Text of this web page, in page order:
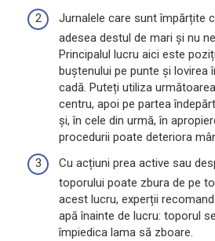
Jurnalele care sunt împărțite
adesea destul de mari și nu
Principalul lucru aici este
buștenului pe punte și lovirea
cadă. Puteți utiliza
centru, apoi pe partea
și, în cele din urmă, în
procedurii poate deteriora
Cu acțiuni prea active sau
toporului poate zbura de pe
acest lucru, experții
apă înainte de lucru: toporul
împiedica lama să zboare.